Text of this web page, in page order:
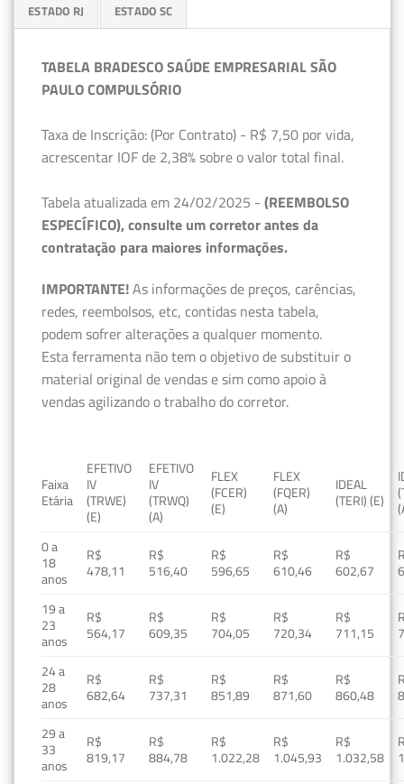
ESTADO RJ ESTADO SC
TABELA BRADESCO SAÚDE EMPRESARIAL SÃO
PAULO COMPULSÓRIO
Taxa de Inscrição: (Por Contrato) - R$ 7,50 por vida,
acrescentar IOF de 2,38% sobre o valor total final.
Tabela atualizada em 24/02/2025 - (REEMBOLSO
ESPECÍFICO), consulte um corretor antes da
contratação para maiores informações.
IMPORTANTE!As informações de preços, carências,
redes, reembolsos, etc, contidas nesta tabela,
podem sofrer alterações a qualquer momento.
Esta ferramenta não tem o objetivo de substituir o
material original de vendas e sim como apoio à
vendas agilizando o trabalho do corretor.
Faixa
Etária
EFETIVO
IV
(TRWE)
(E)
EFETIVO
IV
(TRWQ)
(A)
FLEX
(FCER)
(E)
FLEX
(FQER)
(A)
IDEAL
(TERI) (E)
0 a
18
anos
R$
478,11
R$
516,40
R$
596,65
R$
610,46
R$
602,67
19 a
23
anos
R$
564,17
R$
609,35
R$
704,05
R$
720,34
R$
711,15
24 a
28
anos
R$
682,64
R$
737,31
R$
851,89
R$
871,60
R$
860,48
29 a
33
anos
R$
819,17
R$
884,78
R$
1.022,28
R$
1.045,93
R$
1.032,58